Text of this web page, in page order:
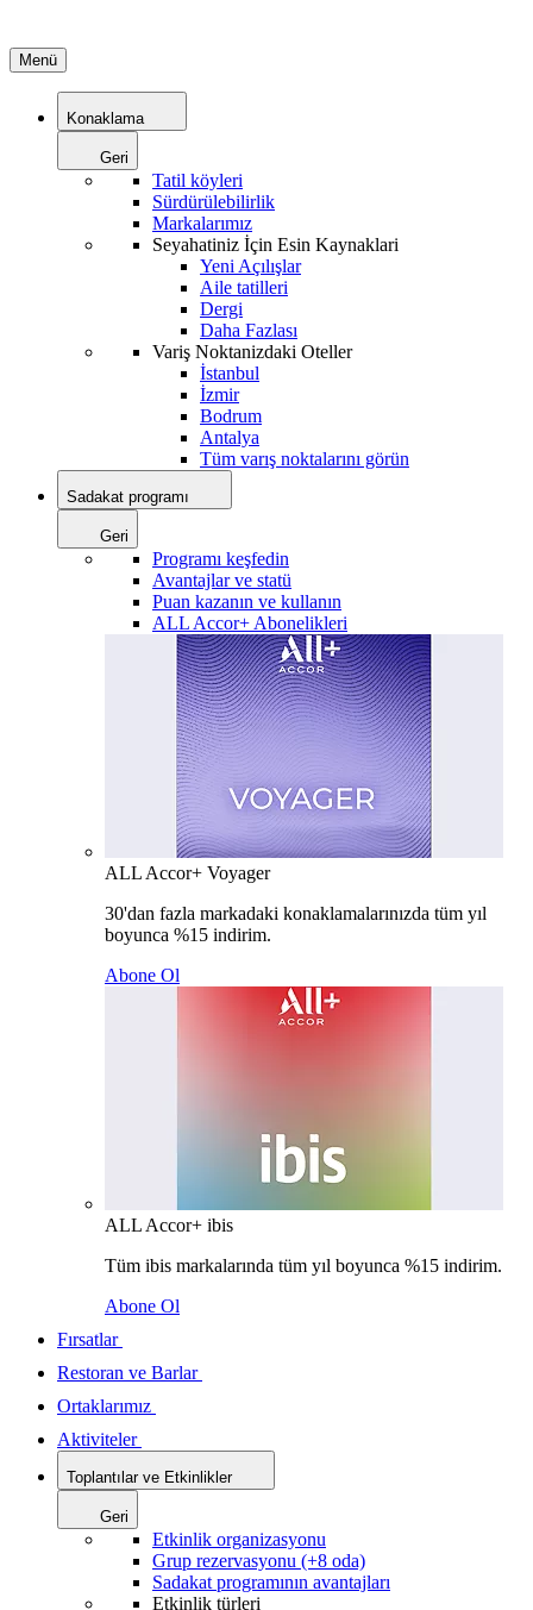
Menü
Konaklama
Geri
Tatil köyleri
Sürdürülebilirlik
Markalarımız
Seyahatiniz İçin Esin Kaynaklari
Yeni Açılışlar
Aile tatilleri
Dergi
Daha Fazlası
Variş Noktanizdaki Oteller
İstanbul
İzmir
Bodrum
Antalya
Tüm varış noktalarını görün
Sadakat programı
Geri
Programı keşfedin
Avantajlar ve statü
Puan kazanın ve kullanın
ALL Accor+ Abonelikleri
ALL Accor+ Voyager
30'dan fazla markadaki konaklamalarınızda tüm yıl
boyunca %15 indirim.
Abone Ol
ALL Accor+ ibis
Tüm ibis markalarında tüm yıl boyunca %15 indirim.
Abone Ol
Fırsatlar
Restoran ve Barlar
Ortaklarımız
Aktiviteler
Toplantılar ve Etkinlikler
Geri
Etkinlik organizasyonu
Grup rezervasyonu (+8 oda)
Sadakat programının avantajları
Etkinlik türleri